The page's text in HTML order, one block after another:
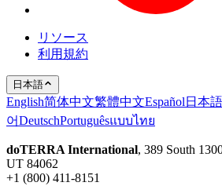
リソース
利用規約
日本語
English简体中文繁體中文Español日本語
어DeutschPortuguêsแบบไทย
doTERRA International, 389 South
UT 84062
+1 (800) 411-8151